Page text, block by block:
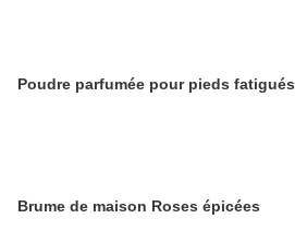
Poudre parfumée pour pieds fatigués
Brume de maison Roses épicées